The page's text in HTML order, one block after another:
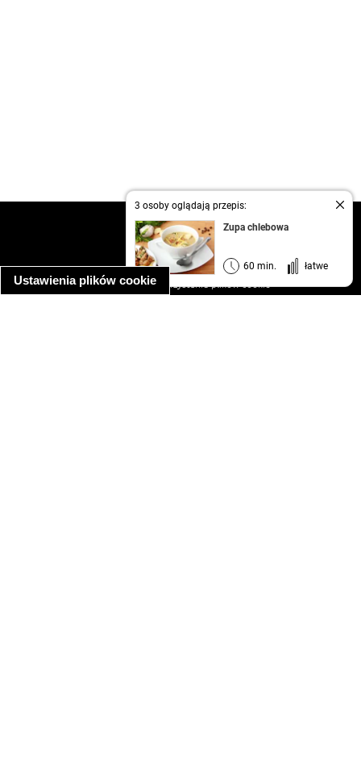
Ustawienia plików cookie
3 osoby oglądają przepis:
Zupa chlebowa
60 min. łatwe
kontakt
regulamin
informacja o prywatności
informacja o wykorzystaniu plików cookie